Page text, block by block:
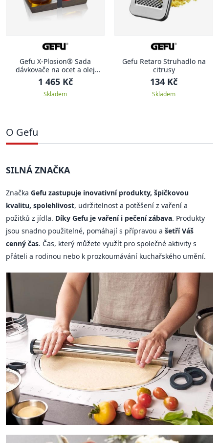
Gefu X-Plosion® Sada
dávkovače na ocet a olej
včetně stojánku
1 465 Kč
Skladem
Gefu Retaro Struhadlo na
citrusy
134 Kč
Skladem
O Gefu
SILNÁ ZNAČKA
Značka Gefu zastupuje inovativní produkty, špičkovou
kvalitu, spolehlivost, udržitelnost a potěšení z vaření a
požitků z jídla. Díky Gefu je vaření i pečení zábava. Produkty
jsou snadno použitelné, pomáhají s přípravou a šetří Váš
cenný čas. Čas, který můžete využít pro společné aktivity s
přáteli a rodinou nebo k prozkoumávání kuchařského umění.